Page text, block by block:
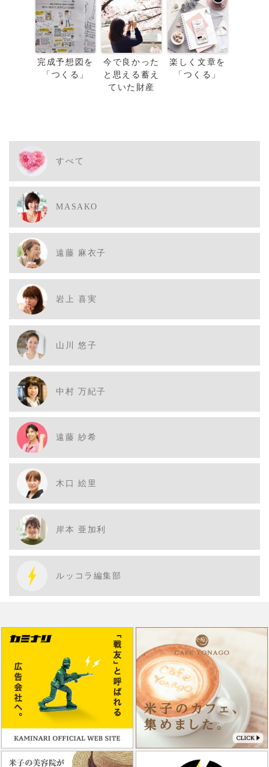
完成予想図を
「つくる」
今で良かった
と思える蓄え
ていた財産
楽しく文章を
「つくる」
すべて
MASAKO
遠藤 麻衣子
岩上 喜実
山川 悠子
中村 万紀子
遠藤 紗希
木口 絵里
岸本 亜加利
ルッコラ編集部